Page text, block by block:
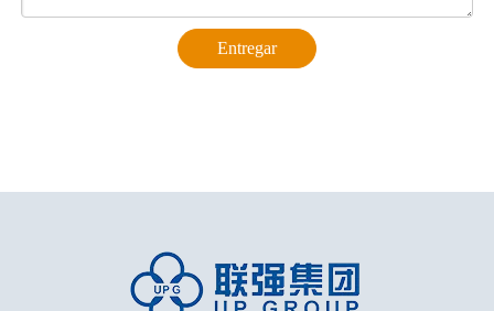
Entregar